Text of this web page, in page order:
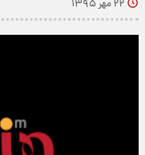
۲۲ مهر ۱۳۹۵